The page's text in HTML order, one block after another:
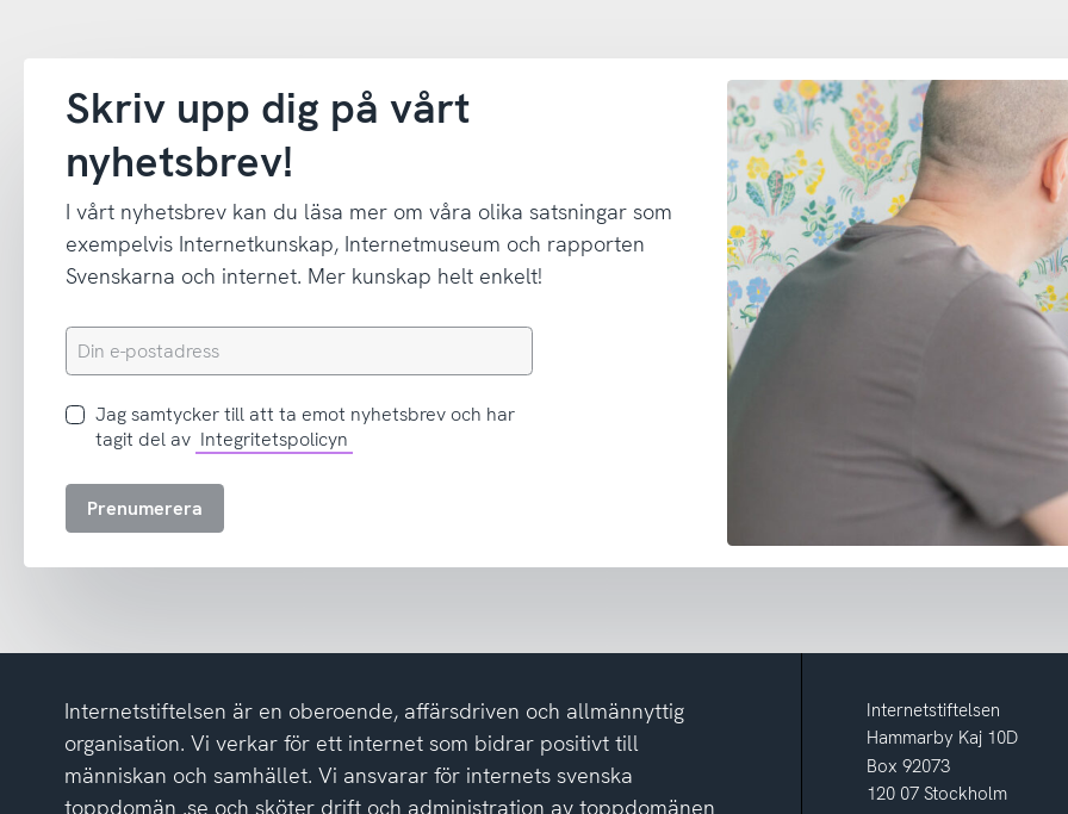
Skriv upp dig på vårt
nyhetsbrev!
I vårt nyhetsbrev kan du läsa mer om våra olika satsningar som
exempelvis Internetkunskap, Internetmuseum och rapporten
Svenskarna och internet. Mer kunskap helt enkelt!
Din
e-
Jag
samtycker
att
nyhetsbrev
tagit
av
integritetspolicyn
Jag samtycker till att ta emot nyhetsbrev och har
tagit del av Integritetspolicyn
Prenumerera
Internetstiftelsen är en oberoende, affärsdriven och allmännyttig
organisation. Vi verkar för ett internet som bidrar positivt till
människan och samhället. Vi ansvarar för internets svenska
toppdomän .se och sköter drift och administration av toppdomänen
Internetstiftelsen
Hammarby Kaj 10D
Box 92073
120 07 Stockholm